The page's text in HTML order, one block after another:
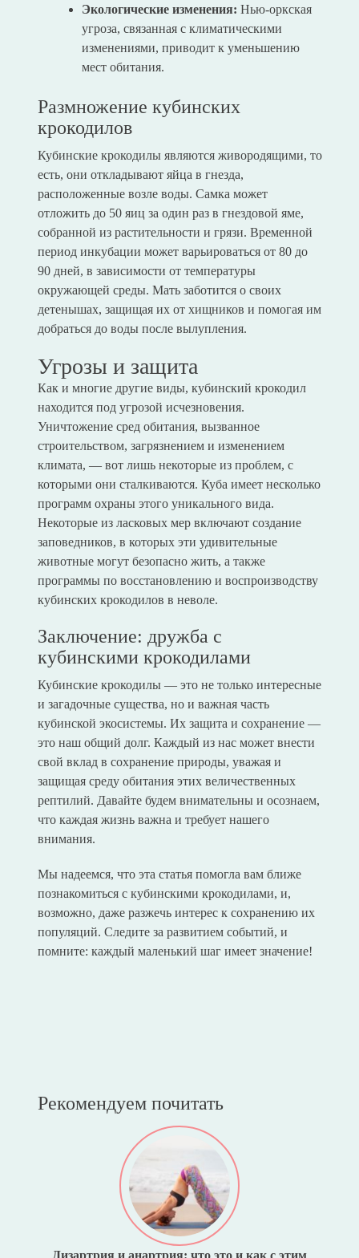
Экологические изменения: Нью-оркская
угроза, связанная с климатическими
изменениями, приводит к уменьшению
мест обитания.
Размножение кубинских
крокодилов
Кубинские крокодилы являются живородящими, то
есть, они откладывают яйца в гнезда,
расположенные возле воды. Самка может
отложить до 50 яиц за один раз в гнездовой яме,
собранной из растительности и грязи. Временной
период инкубации может варьироваться от 80 до
90 дней, в зависимости от температуры
окружающей среды. Мать заботится о своих
детенышах, защищая их от хищников и помогая им
добраться до воды после вылупления.
Угрозы и защита
Как и многие другие виды, кубинский крокодил
находится под угрозой исчезновения.
Уничтожение сред обитания, вызванное
строительством, загрязнением и изменением
климата, — вот лишь некоторые из проблем, с
которыми они сталкиваются. Куба имеет несколько
программ охраны этого уникального вида.
Некоторые из ласковых мер включают создание
заповедников, в которых эти удивительные
животные могут безопасно жить, а также
программы по восстановлению и воспроизводству
кубинских крокодилов в неволе.
Заключение: дружба с
кубинскими крокодилами
Кубинские крокодилы — это не только интересные
и загадочные существа, но и важная часть
кубинской экосистемы. Их защита и сохранение —
это наш общий долг. Каждый из нас может внести
свой вклад в сохранение природы, уважая и
защищая среду обитания этих величественных
рептилий. Давайте будем внимательны и осознаем,
что каждая жизнь важна и требует нашего
внимания.
Мы надеемся, что эта статья помогла вам ближе
познакомиться с кубинскими крокодилами, и,
возможно, даже разжечь интерес к сохранению их
популяций. Следите за развитием событий, и
помните: каждый маленький шаг имеет значение!
Рекомендуем почитать